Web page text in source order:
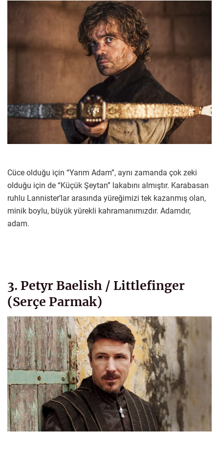
Cüce olduğu için “Yarım Adam”, aynı zamanda çok zeki
olduğu için de “Küçük Şeytan” lakabını almıştır. Karabasan
ruhlu Lannister’lar arasında yüreğimizi tek kazanmış olan,
minik boylu, büyük yürekli kahramanımızdır. Adamdır,
adam.
3. Petyr Baelish / Littlefinger
(Serçe Parmak)